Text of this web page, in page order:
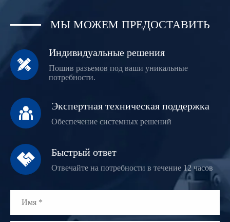
МЫ МОЖЕМ ПРЕДОСТАВИТЬ

Индивидуальные решения
Пошив разъемов под ваши уникальные
потребности.
 Экспертная техническая поддержка
Обеспечение системных решений
 Быстрый ответ
Отвечайте на потребности в течение 12 часов